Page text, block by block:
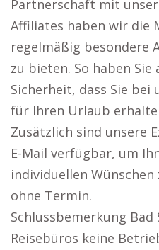
Partnerschaft mit
Affiliates haben wir die
regelmäßig besondere
zu bieten. So haben Sie
Sicherheit, dass Sie bei
für Ihren Urlaub
Zusätzlich sind unsere
E-Mail verfügbar, um
individuellen
ohne Termin.
Schlussbemerkung Bad
Reisebüros keine